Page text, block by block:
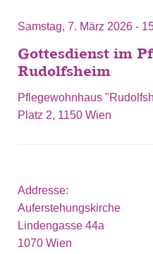
Samstag, 7. März 2026 -
Gottesdienst im
Rudolfsheim
Pflegewohnhaus
Platz 2, 1150 Wien
Addresse:
Auferstehungskirche
Lindengasse 44a
1070 Wien